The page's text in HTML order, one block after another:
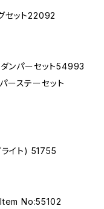
セット22092
ンパーセット54993
ーステーセット
イト) 51755
No:55102